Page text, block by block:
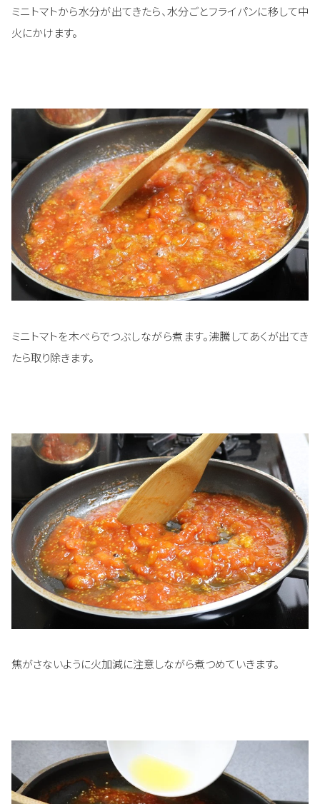
ミニトマトから水分が出てきたら、水分ごとフライパンに移して中
火にかけます。
ミニトマトを木べらでつぶしながら煮ます。沸騰してあくが出てき
たら取り除きます。
焦がさないように火加減に注意しながら煮つめていきます。